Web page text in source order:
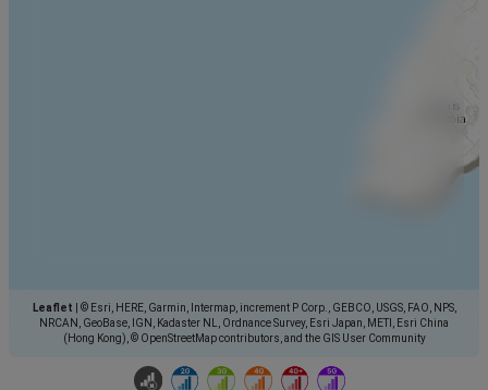
Leaflet
© Esri, HERE, Garmin, Intermap, increment P Corp., GEBCO, USGS, FAO, NPS,
NRCAN, GeoBase, IGN, Kadaster NL, Ordnance Survey, Esri Japan, METI, Esri China
(Hong Kong), © OpenStreetMap contributors, and the GIS User Community